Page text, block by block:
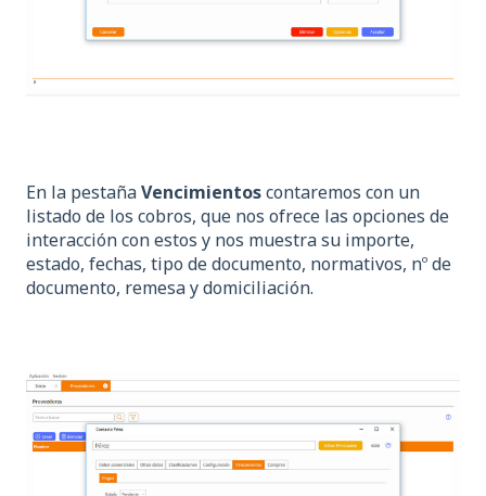
En la pestañaVencimientoscontaremos con un
listado de los cobros, que nos ofrece las opciones de
interacción con estos y nos muestra su importe,
estado, fechas, tipo de documento, normativos, nº de
documento, remesa y domiciliación.